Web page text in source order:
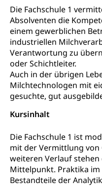
Die Fachschule 1
Absolventen die
einem gewerblichen
industriellen
Verantwortung zu
oder Schichtleiter.
Auch in der übrigen
Milchtechnologen mit
gesuchte, gut
Kursinhalt
Die Fachschule 1 ist
mit der Vermittlung
weiteren Verlauf
Mittelpunkt. Praktika
Bestandteile der
Ordnungskräfte,
Versorgung
Vorratshaltung, Vorrat
Waffen
Waffenerwerbsschein,
Waffentragen,
Waffen,
Zivildienst
Bundesamt
Zivilschutz
Schutzdienstpflicht,
Schutzraumbaupflicht